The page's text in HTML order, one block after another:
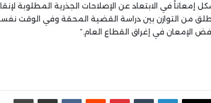
إمعاناً في الابتعاد عن الإصلاحات الجذرية المطلوبة
من التوازن بين دراسة القضية المحقة وفي الوقت نفسه
الإمعان في إغراق القطاع العام.”
لينكدإن بينتيريست مشاركة عبر البريد